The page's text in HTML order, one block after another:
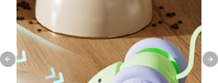
Previous slide